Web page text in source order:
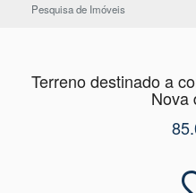
Pesquisa de Imóveis
Terreno destinado a
Nova